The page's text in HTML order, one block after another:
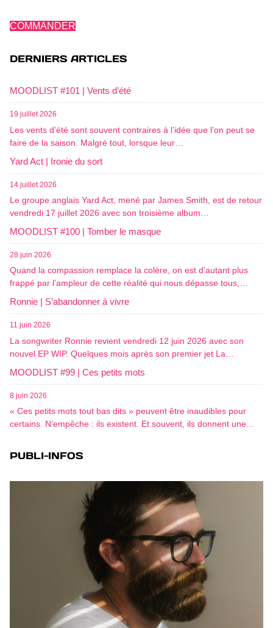
COMMANDER
DERNIERS ARTICLES
MOODLIST #101 | Vents d’été
19 juillet 2026
Les vents d’été sont souvent contraires à l’idée que l’on peut se
faire de la saison. Malgré tout, lorsque leur…
Yard Act | Ironie du sort
14 juillet 2026
Le groupe anglais Yard Act, mené par James Smith, est de retour
vendredi 17 juillet 2026 avec son troisième album…
MOODLIST #100 | Tomber le masque
28 juin 2026
Quand la compassion remplace la colère, on est d’autant plus
frappé par l’ampleur de cette réalité qui nous dépasse tous,…
Ronnie | S’abandonner à vivre
11 juin 2026
La songwriter Ronnie revient vendredi 12 juin 2026 avec son
nouvel EP WIP. Quelques mois après son premier jet La…
MOODLIST #99 | Ces petits mots
8 juin 2026
« Ces petits mots tout bas dits » peuvent être inaudibles pour
certains. N’empêche : ils existent. Et souvent, ils donnent une…
PUBLI-INFOS